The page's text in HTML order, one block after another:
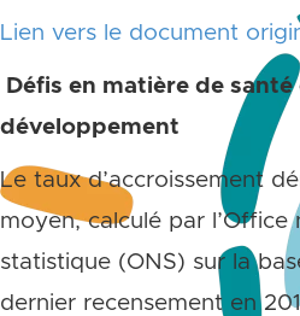
Lien vers le document
Défis en matière de santé
développement
Le taux d’accroissement
moyen, calculé par l’Office
statistique (ONS) sur la
dernier recensement en